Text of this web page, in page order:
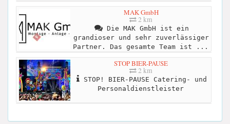
MAK GmbH
2 km
Die MAK GmbH ist ein
grandioser und sehr zuverlässiger
Partner. Das gesamte Team ist ...
STOP BIER-PAUSE
2 km
STOP! BIER-PAUSE Catering- und
Personaldienstleister